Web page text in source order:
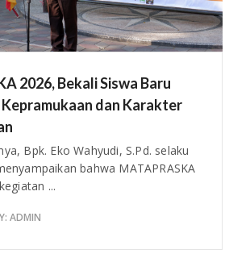
2026, Bekali Siswa Baru
dan Karakter
Bpk. Eko Wahyudi, S.Pd. selaku
bahwa MATAPRASKA
...
ADMIN